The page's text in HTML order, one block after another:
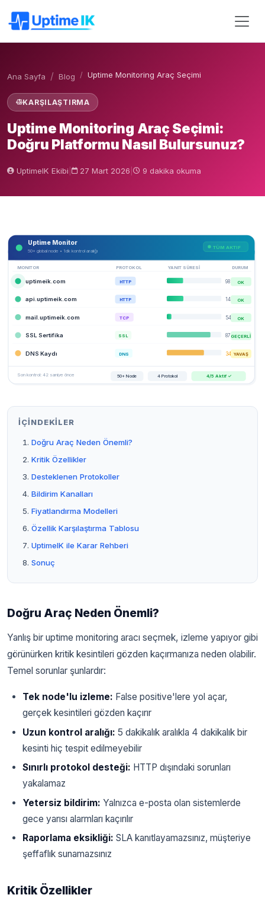
Ana Sayfa Blog Uptime Monitoring Araç Seçimi
KARŞILAŞTIRMA
Uptime Monitoring Araç Seçimi:
Doğru Platformu Nasıl Bulursunuz?
UptimeIK Ekibi 27 Mart 2026 9 dakika okuma
Uptime Monitor
50+ global node • 1dk kontrol aralığı
TÜM AKTIF
MONITOR PROTOKOL YANIT SÜRESİ DURUM
uptimeik.com HTTP 98msOK
api.uptimeik.com HTTP 143msOK
mail.uptimeik.com TCP 54msOK
SSL Sertifika SSL 87 gün
GEÇERLİ
DNS Kaydı DNS 340msYAVAŞ
Son kontrol: 42 saniye önce 50+ Node 4 Protokol 4/5 Aktif ✓
İÇINDEKILER
Doğru Araç Neden Önemli?
Kritik Özellikler
Desteklenen Protokoller
Bildirim Kanalları
Fiyatlandırma Modelleri
Özellik Karşılaştırma Tablosu
UptimeIK ile Karar Rehberi
Sonuç
Doğru Araç Neden Önemli?
Yanlış bir uptime monitoring aracı seçmek, izleme yapıyor gibi
görünürken kritik kesintileri gözden kaçırmanıza neden olabilir.
Temel sorunlar şunlardır:
Tek node'lu izleme: False positive'lere yol açar,
gerçek kesintileri gözden kaçırır
Uzun kontrol aralığı: 5 dakikalık aralıkla 4 dakikalık bir
kesinti hiç tespit edilmeyebilir
Sınırlı protokol desteği: HTTP dışındaki sorunları
yakalamaz
Yetersiz bildirim: Yalnızca e-posta olan sistemlerde
gece yarısı alarmları kaçırılır
Raporlama eksikliği: SLA kanıtlayamazsınız, müşteriye
şeffaflık sunamazsınız
Kritik Özellikler